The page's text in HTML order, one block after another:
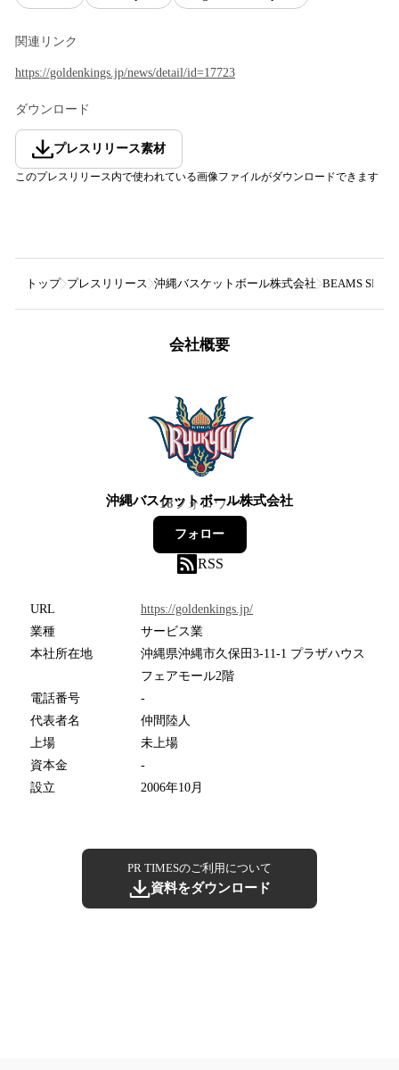
関連リンク
https://goldenkings.jp/news/detail/id=17723
ダウンロード
プレスリリース素材
このプレスリリース内で使われている画像ファイルがダウンロードできます
トップ プレスリリース 沖縄バスケットボール株式会社 BEAMS
会社概要
沖縄バスケットボール株式会社
18フォロワー
フォロー
RSS
URL
https://goldenkings.jp/
業種
サービス業
本社所在地
沖縄県沖縄市久保田3-11-1 プラザハウス
フェアモール2階
電話番号
-
代表者名
仲間陸人
上場
未上場
資本金
-
設立
2006年10月
PR TIMESのご利用について
資料をダウンロード